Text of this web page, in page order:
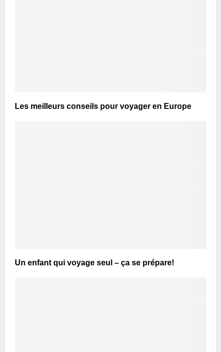
Les meilleurs conseils pour voyager en Europe
Un enfant qui voyage seul – ça se prépare!